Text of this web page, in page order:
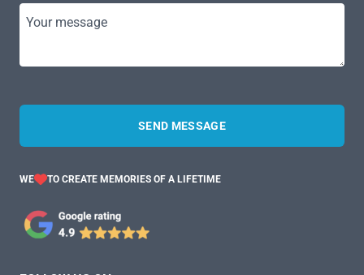
Your message
SEND MESSAGE
WE TO CREATE MEMORIES OF A LIFETIME